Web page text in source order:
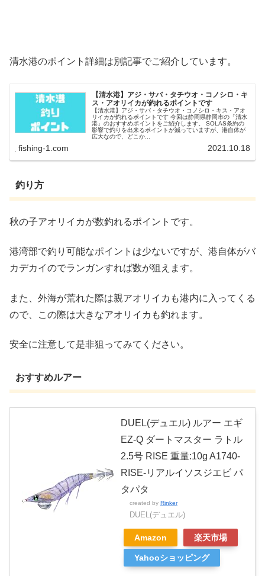
清水港のポイント詳細は別記事でご紹介しています。
【清水港】アジ・サバ・タチウオ・コノシロ・キ
ス・アオリイカが釣れるポイントです
【清水港】アジ・サバ・タチウオ・コノシロ・キス・アオ
リイカが釣れるポイントです 今回は静岡県静岡市の「清水
港」のおすすめポイントをご紹介します。 SOLAS条約の
影響で釣りを出来るポイントが減っていますが、港自体が
広大なので、どこか...
fishing-1.com 2021.10.18
釣り方
秋の子アオリイカが数釣れるポイントです。
港湾部で釣り可能なポイントは少ないですが、港自体がバ
カデカイのでランガンすれば数が狙えます。
また、外海が荒れた際は親アオリイカも港内に入ってくる
ので、この際は大きなアオリイカも釣れます。
安全に注意して是非狙ってみてください。
おすすめルアー
DUEL(デュエル) ルアー エギ
EZ-Q ダートマスター ラトル
2.5号 RISE 重量:10g A1740-
RISE-リアルイソスジエビ パ
タパタ
created by Rinker
DUEL(デュエル)
Amazon 楽天市場
Yahooショッピング